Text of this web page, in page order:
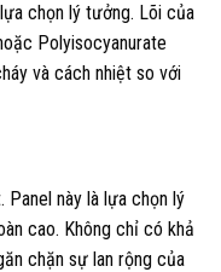
chọn lý tưởng. Lõi của
Polyisocyanurate
và cách nhiệt so với
này là lựa chọn lý
cao. Không chỉ có khả
chặn sự lan rộng của